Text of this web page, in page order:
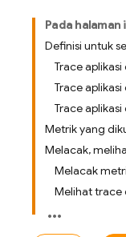
Pada halaman
Definisi untuk
Trace
Trace
Trace
Metrik yang
Melacak,
Melacak
Melihat trace